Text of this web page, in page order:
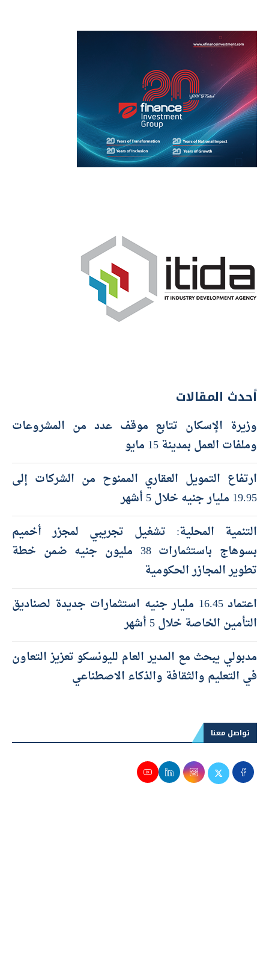
أحدث المقالات
وزيرة الإسكان تتابع موقف عدد من المشروعات
وملفات العمل بمدينة 15 مايو
ارتفاع التمويل العقاري الممنوح من الشركات إلى
19.95 مليار جنيه خلال 5 أشهر
التنمية المحلية: تشغيل تجريبي لمجزر أخميم
بسوهاج باستثمارات 38 مليون جنيه ضمن خطة
تطوير المجازر الحكومية
اعتماد 16.45 مليار جنيه استثمارات جديدة لصناديق
التأمين الخاصة خلال 5 أشهر
مدبولي يبحث مع المدير العام لليونسكو تعزيز التعاون
في التعليم والثقافة والذكاء الاصطناعي
تواصل معنا